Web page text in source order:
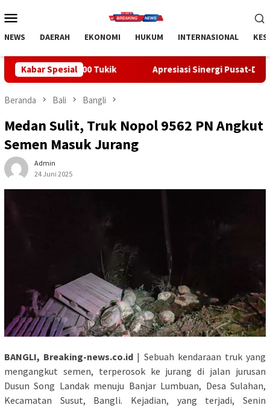
ke
Mobile
NEWS DAERAH EKONOMI HUKUM INTERNASIONAL
Kabar Spesial
Tukik Apresiasi Sinergi Pusat-Daerah, Bupati Bangli
Beranda Bali Bangli
Medan Sulit, Truk Nopol 9562 PN Angkut
Semen Masuk Jurang
Admin
24 Juni 2025
BANGLI, Breaking-news.co.id | Sebuah kendaraan truk yang
mengangkut semen, terperosok ke jurang di jalan jurusan
Dusun Song Landak menuju Banjar Lumbuan, Desa Sulahan,
Kecamatan Susut, Bangli. Kejadian, yang terjadi, Senin